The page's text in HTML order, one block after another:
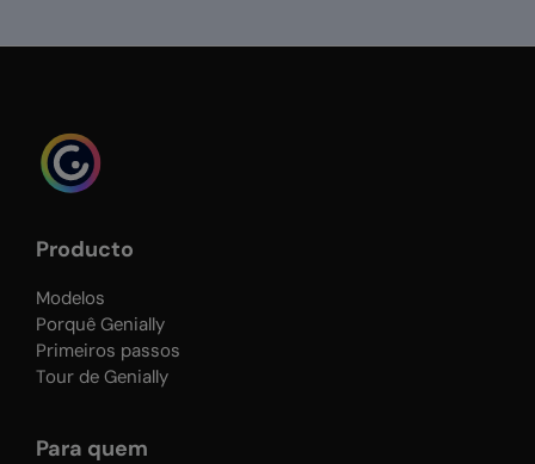
Producto
Modelos
Porquê Genially
Primeiros passos
Tour de Genially
Para quem